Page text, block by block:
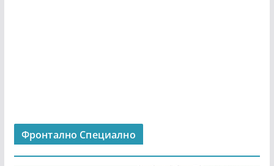
Фронтално Специално